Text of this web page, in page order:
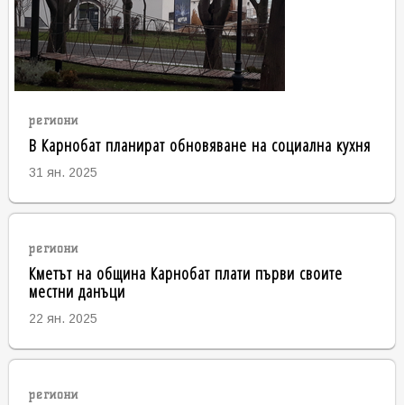
региони
В Карнобат планират обновяване на социална кухня
31 ян. 2025
региони
Кметът на община Карнобат плати първи своите
местни данъци
22 ян. 2025
региони